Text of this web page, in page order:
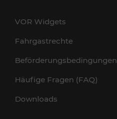
VOR Widgets
Fahrgastrechte
Beförderungsbedingungen
Häufige Fragen (FAQ)
Downloads